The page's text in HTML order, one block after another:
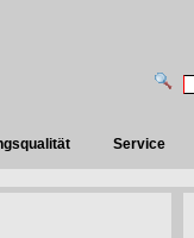
Service